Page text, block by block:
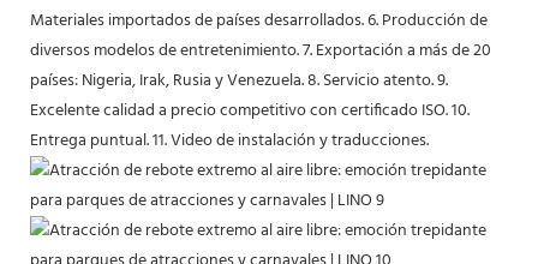
Materiales importados de países desarrollados. 6. Producción de
diversos modelos de entretenimiento. 7. Exportación a más de 20
países: Nigeria, Irak, Rusia y Venezuela. 8. Servicio atento. 9.
Excelente calidad a precio competitivo con certificado ISO. 10.
Entrega puntual. 11. Video de instalación y traducciones.